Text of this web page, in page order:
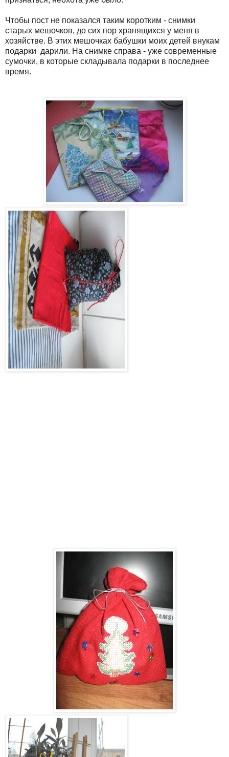
Чтобы пост не показался таким коротким - снимки
старых мешочков, до сих пор хранящихся у меня в
хозяйстве. В этих мешочках бабушки моих детей внукам
подарки дарили. На снимке справа - уже современные
сумочки, в которые складывала подарки в последнее
время.